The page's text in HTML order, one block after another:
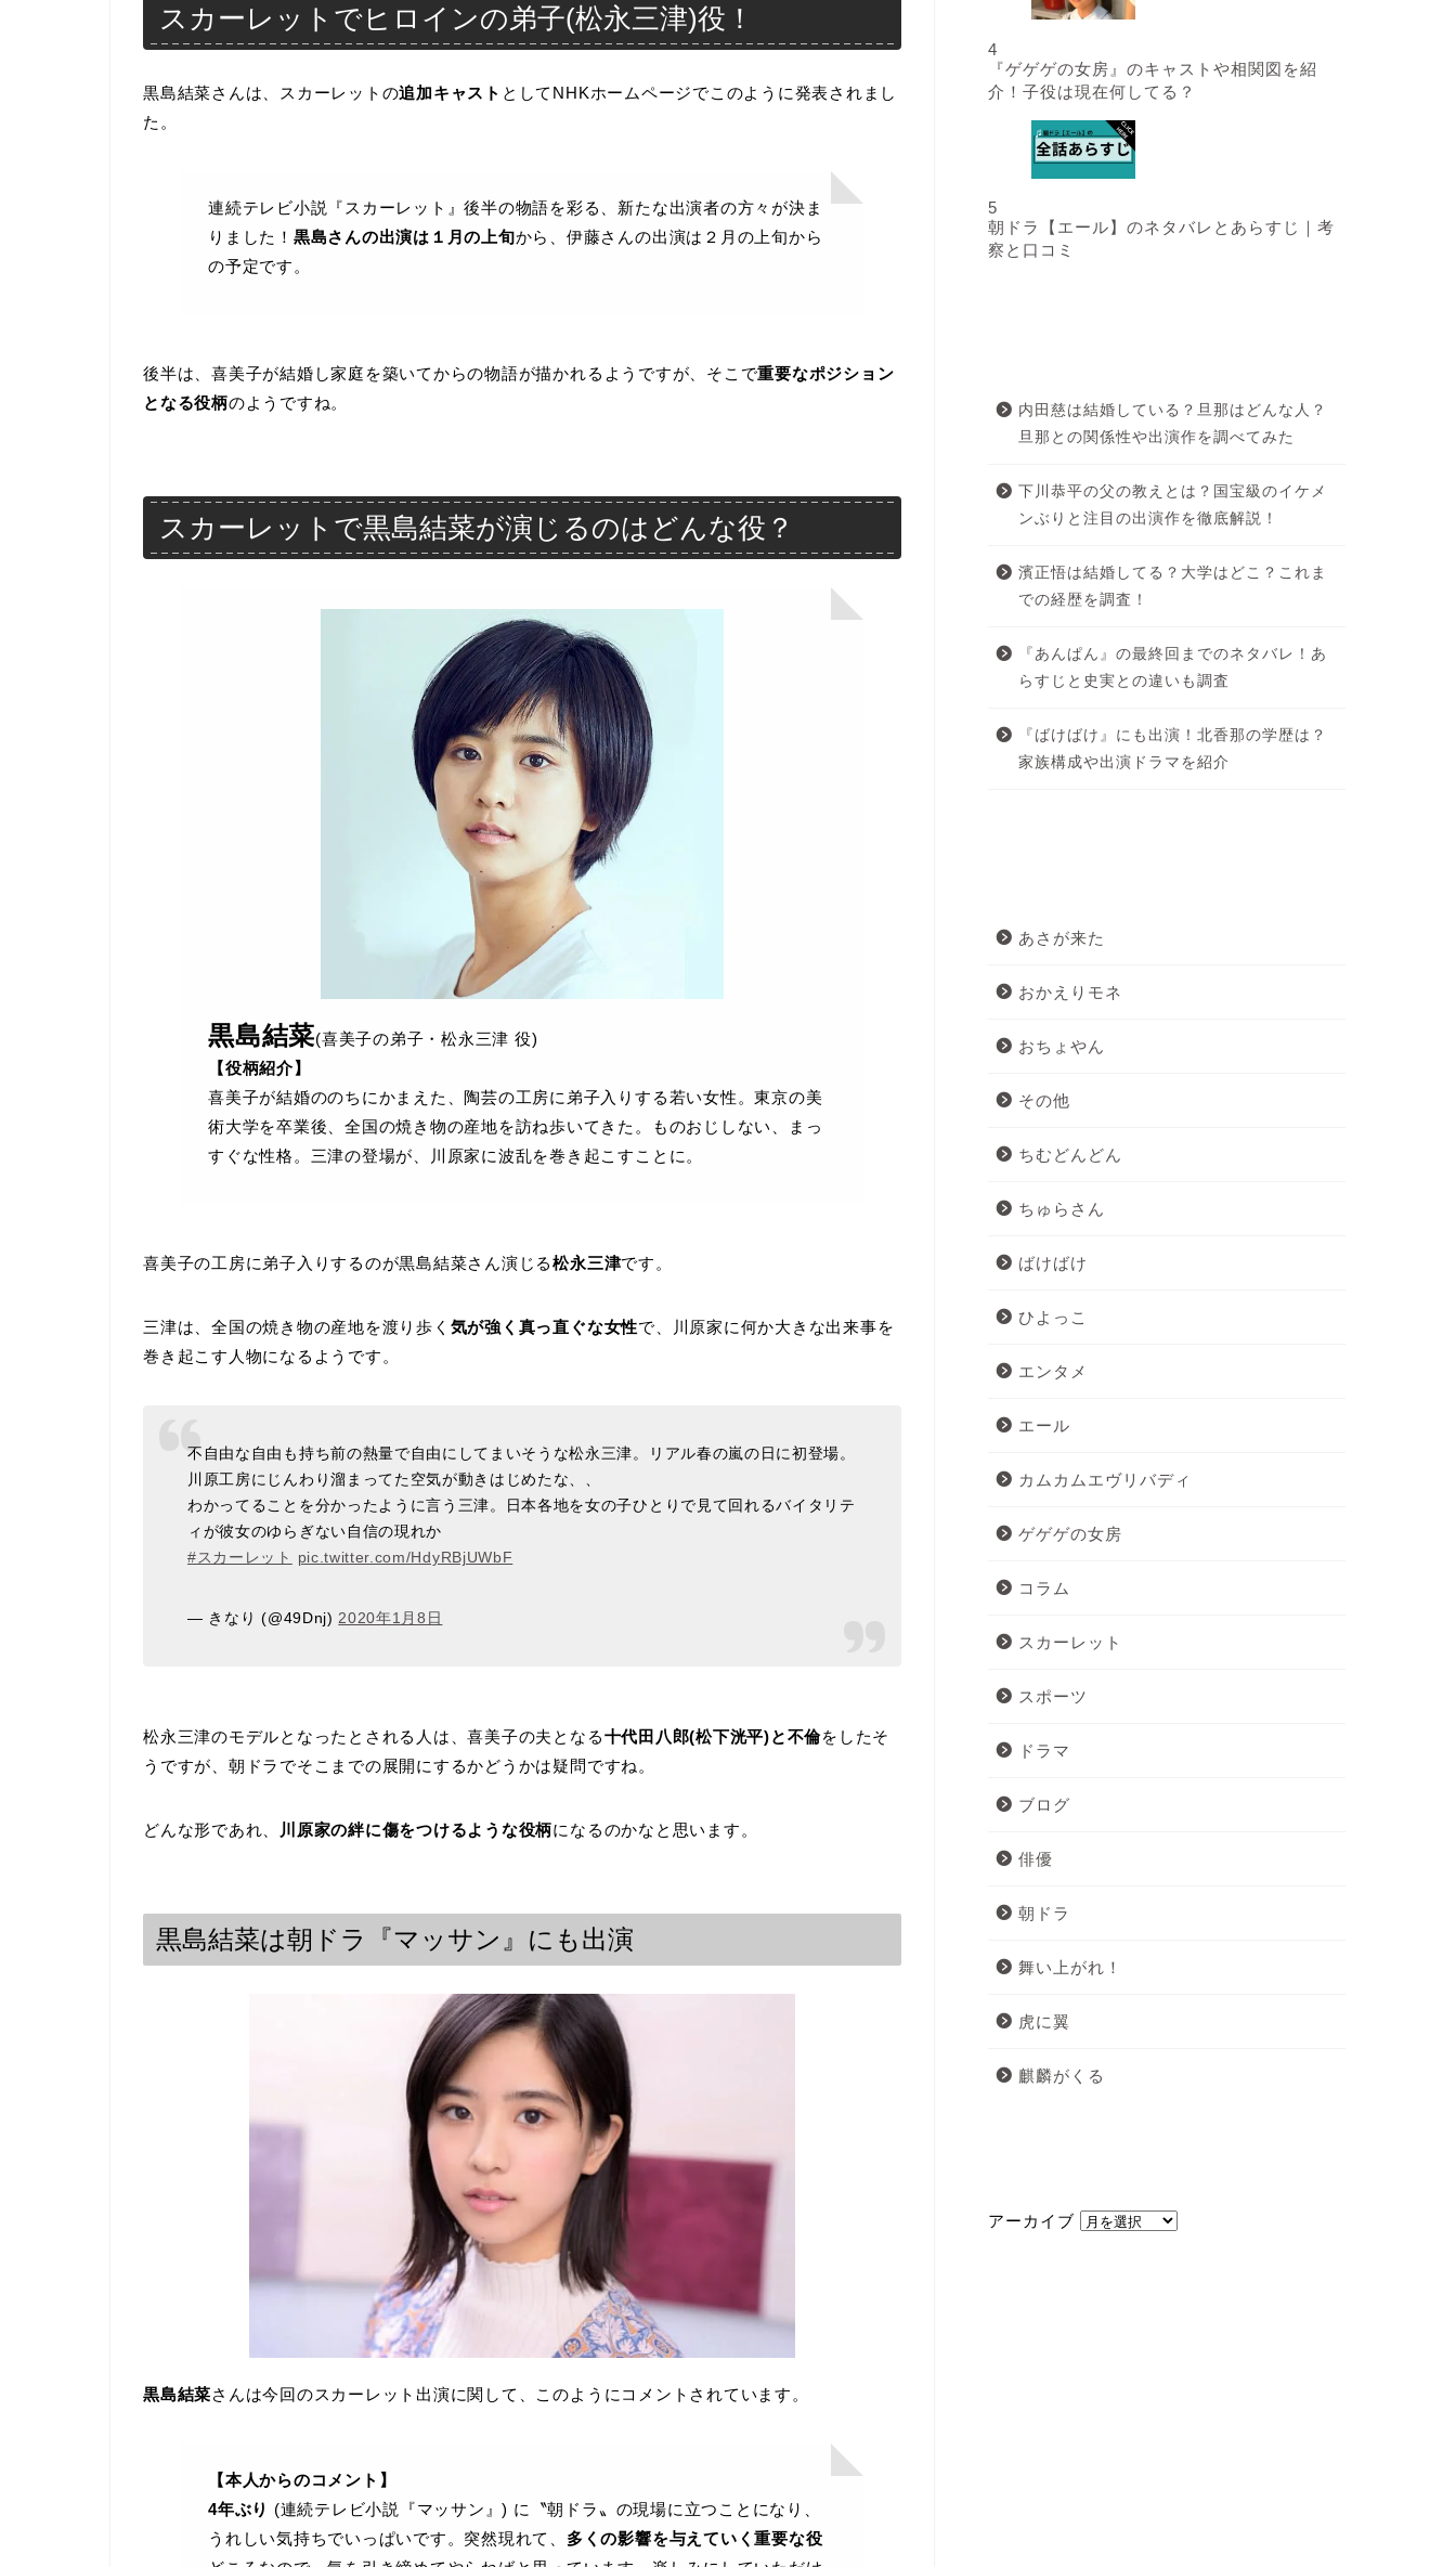
スカーレットでヒロインの弟子(松永三津)役！
黒島結菜さんは、スカーレットの追加キャスト としてNHKホームページでこのように発表されまし
た。
連続テレビ小説『スカーレット』後半の物語を彩る、新たな出演者の方々が決ま
りました！ 黒島さんの出演は１月の上旬から、伊藤さんの出演は２月の上旬から
の予定です。
後半は、喜美子が結婚し家庭を築いてからの物語が描かれるようですが、そこで重要なポジション
となる役柄のようですね。
スカーレットで黒島結菜が演じるのはどんな役？
黒島結菜(喜美子の弟子・松永三津 役)
【役柄紹介】
喜美子が結婚ののちにかまえた、陶芸の工房に弟子入りする若い女性。東京の美
術大学を卒業後、全国の焼き物の産地を訪ね歩いてきた。ものおじしない、まっ
すぐな性格。三津の登場が、川原家に波乱を巻き起こすことに。
喜美子の工房に弟子入りするのが黒島結菜さん演じる松永三津です。
三津は、全国の焼き物の産地を渡り歩く 気が強く真っ直ぐな女性で、川原家に何か大きな出来事を
巻き起こす人物になるようです。
不自由な自由も持ち前の熱量で自由にしてまいそうな松永三津。リアル春の嵐の日に初登場。
川原工房にじんわり溜まってた空気が動きはじめたな、、
わかってることを分かったように言う三津。日本各地を女の子ひとりで見て回れるバイタリテ
ィが彼女のゆらぎない自信の現れか
#スカーレット
pic.twitter.com/HdyRBjUWbF
— きなり (@49Dnj) 2020年1月8日
松永三津のモデルとなったとされる人は、喜美子の夫となる十代田八郎(松下洸平)と不倫をしたそ
うですが、朝ドラでそこまでの展開にするかどうかは疑問ですね。
どんな形であれ、 川原家の絆に傷をつけるような役柄になるのかなと思います。
黒島結菜は朝ドラ『マッサン』にも出演
黒島結菜さんは今回のスカーレット出演に関して、このようにコメントされています。
【本人からのコメント】
4年ぶり (連続テレビ小説『マッサン』) に〝朝ドラ〟の現場に立つことになり、
うれしい気持ちでいっぱいです。突然現れて、 多くの影響を与えていく重要な役
4
『ゲゲゲの女房』のキャストや相関図を紹
介！子役は現在何してる？
5
朝ドラ【エール】のネタバレとあらすじ｜考
察と口コミ
内田慈は結婚している？旦那はどんな人？
旦那との関係性や出演作を調べてみた
下川恭平の父の教えとは？国宝級のイケメ
ンぶりと注目の出演作を徹底解説！
濱正悟は結婚してる？大学はどこ？これま
での経歴を調査！
『あんぱん』の最終回までのネタバレ！あ
らすじと史実との違いも調査
『ばけばけ』にも出演！北香那の学歴は？
家族構成や出演ドラマを紹介
あさが来た
おかえりモネ
おちょやん
その他
ちむどんどん
ちゅらさん
ばけばけ
ひよっこ
エンタメ
エール
カムカムエヴリバディ
ゲゲゲの女房
コラム
スカーレット
スポーツ
ドラマ
ブログ
俳優
朝ドラ
舞い上がれ！
虎に翼
麒麟がくる
アーカイブ